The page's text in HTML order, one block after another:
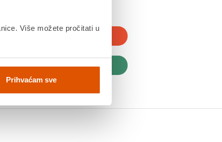
Više možete pročitati u
Prihvaćam sve
ODMAH